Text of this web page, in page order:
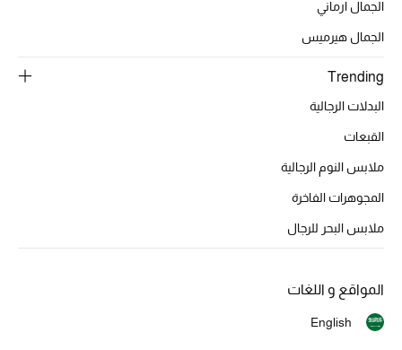
جميع مستحضرات الجمال
الأكثر مبيعاً
العطور
مكتشف العطور
المكياج
الجمال ارماني
الجمال هيرميس
Trending
البدلات الرجالية
القبعات
ملابس النوم الرجالية
المجوهرات الفاخرة
ملابس البحر للرجال
المواقع و اللغات
English